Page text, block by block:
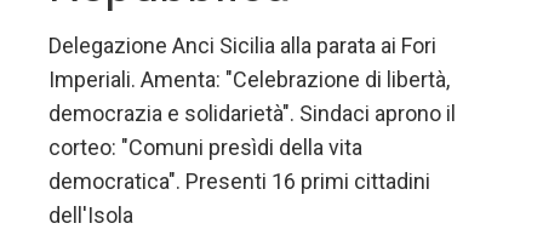
Delegazione Anci Sicilia alla parata ai Fori
Imperiali. Amenta: "Celebrazione di libertà,
democrazia e solidarietà". Sindaci aprono il
corteo: "Comuni presìdi della vita
democratica". Presenti 16 primi cittadini
dell'Isola